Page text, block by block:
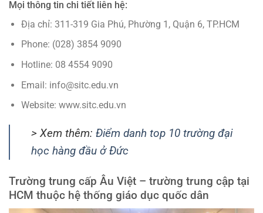
Mọi thông tin chi tiết liên hệ:
Địa chỉ: 311-319 Gia Phú, Phường 1, Quận 6, TP.HCM
Phone: (028) 3854 9090
Hotline: 08 4554 9090
Email: info@sitc.edu.vn
Website: www.sitc.edu.vn
> Xem thêm: Điểm danh top 10 trường đại
học hàng đầu ở Đức
Trường trung cấp Âu Việt – trường trung cập tại
HCM thuộc hệ thống giáo dục quốc dân